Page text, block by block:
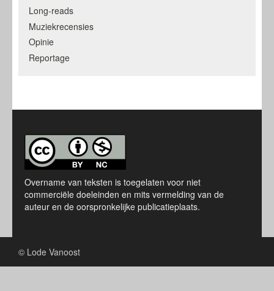
Long-reads
Muziekrecensies
Opinie
Reportage
Overname van teksten is toegelaten voor niet
commerciële doeleinden en mits vermelding van de
auteur en de oorspronkelijke publicatieplaats.
© Lode Vanoost